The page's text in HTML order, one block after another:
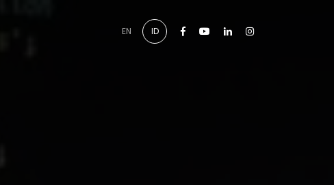
EN ID FacebookYoutube
LinkedinInstagram